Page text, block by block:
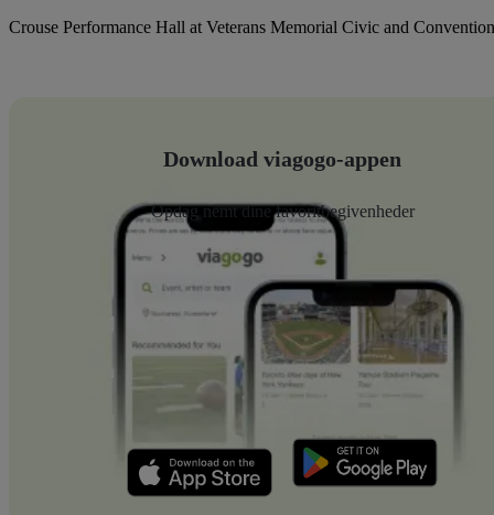
Crouse Performance Hall at Veterans Memorial Civic and
Download viagogo-appen
Opdag nemt dine favoritbegivenheder